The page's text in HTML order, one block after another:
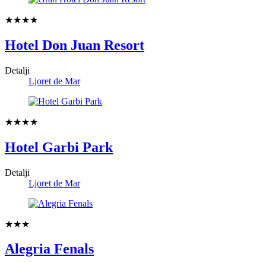
★★★★
Hotel Don Juan Resort
Detalji
Ljoret de Mar
★★★★
Hotel Garbi Park
Detalji
Ljoret de Mar
★★★
Alegria Fenals